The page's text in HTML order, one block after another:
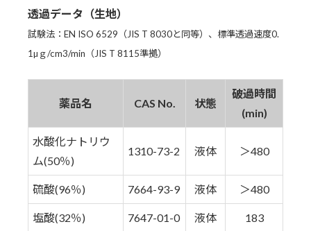
透過データ（生地）
試験法：EN ISO 6529（JIS T 8030と同等）、標準透過速度0.
1µｇ/cm3/min（JIS T 8115準拠）
薬品名 CAS No. 状態
破過時間
(min)
水酸化ナトリウ
ム(50％)
1310-73-2 液体 ＞480
硫酸(96％) 7664-93-9 液体 ＞480
塩酸(32％) 7647-01-0 液体 183